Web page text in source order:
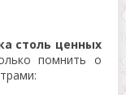
столь ценных
помнить о